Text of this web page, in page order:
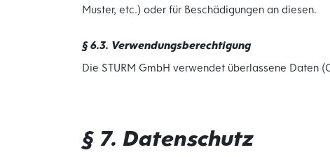
Muster, etc.) oder für Beschädigungen an diesen.
§ 6.3. Verwendungsberechtigung
Die STURM GmbH verwendet überlassene Daten
§ 7. Datenschutz